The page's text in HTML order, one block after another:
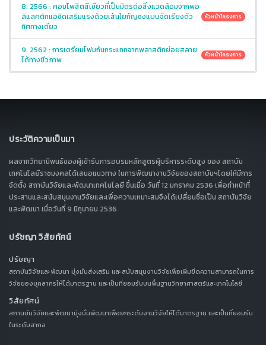
8. 2566 : คอมโพสิตสีเขียวที่เป็นมิตรต่อสิ่งแวดล้อมจากพอ
ลิแลคติกแอซิดเสริมแรงด้วยเส้นใยกัญชงแบบจัดเรียงตัว
ทิศทางเดียว
หัวหน้าโครงการ
9. 2562 : การเตรียมโฟมกันกระแทกจากพลาสติกย่อยสลาย
ได้ทางชีวภาพ
หัวหน้าโครงการ
ประวัติความเป็นมา
ผลจากวิทยานิพนธ์ของผู้เข้ารับการอบรมหลักสูตรผู้บริหารระดับสูง ของ สถาบัน
เทคโนโลยีราชมงคลได้เสนอแนวทาง ในการพัฒนางานวิจัยของสถาบันฯโดยให้มีการ
จัดตั้ง สถาบันวิจัยและพัฒนาเทคโนโลยี ขึ้นเมื่อ วันที่ 12 มกราคม 2536 เพื่อทำหน้าที่
ประสานและสนับสนุนงานวิจัยและเพื่อความเหมาะสมจึงได้เปลี่ยนชื่อเป็น สถาบันวิจัย
และพัฒนา เมื่อวันที่ 9 มิถุนายน 2536
ปรัชญา วิสัยทัศน์
ปรัชญา
สถาบันวิจัยและพัฒนา มุ่งมั่นส่งเสริม และสนับสนุนงานวิจัยเพื่อเพิ่มขีดความสามารถในการ
วิจัยของบุคลากรให้ได้มาตรฐาน และเป็นที่ยอมรับบนพื้นฐานวิทยาศาสตร์และเทคโนโลยี
วิสัยทัศน์
สถานบันวิจัยและพัฒนามุ่งมั่นพัฒนาเพื่อยกระดับงานวิจัยให้ได้มาตรฐาน และเป็นที่ยอมรับ
ในระดับสากล